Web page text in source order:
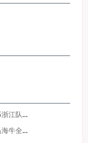
07-18 2026年07月18日重庆铜梁龙VS浙江队全场比赛录像回放
07-14 2026年07月14日浙江队VS青岛海牛全场比赛录像回放